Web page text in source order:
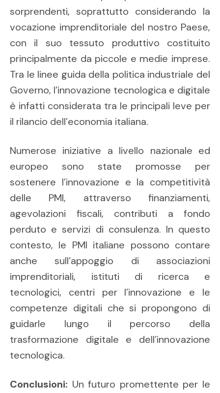
sorprendenti, soprattutto considerando la
vocazione imprenditoriale del nostro Paese,
con il suo tessuto produttivo costituito
principalmente da piccole e medie imprese.
Tra le linee guida della politica industriale del
Governo, l’innovazione tecnologica e digitale
è infatti considerata tra le principali leve per
il rilancio dell’economia italiana.
Numerose iniziative a livello nazionale ed
europeo sono state promosse per
sostenere l’innovazione e la competitività
delle PMI, attraverso finanziamenti,
agevolazioni fiscali, contributi a fondo
perduto e servizi di consulenza. In questo
contesto, le PMI italiane possono contare
anche sull’appoggio di associazioni
imprenditoriali, istituti di ricerca e
tecnologici, centri per l’innovazione e le
competenze digitali che si propongono di
guidarle lungo il percorso della
trasformazione digitale e dell’innovazione
tecnologica.
Conclusioni: Un futuro promettente per le